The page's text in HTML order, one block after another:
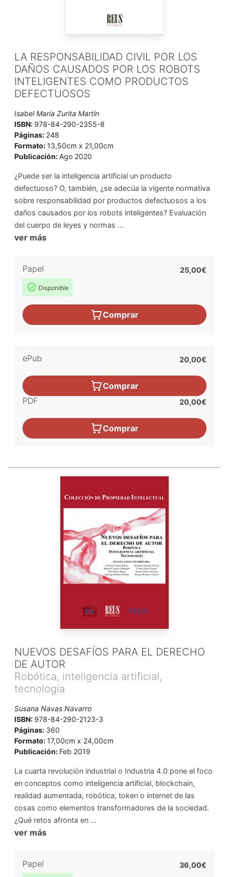
LA RESPONSABILIDAD CIVIL POR LOS
DAÑOS CAUSADOS POR LOS ROBOTS
INTELIGENTES COMO PRODUCTOS
DEFECTUOSOS
Isabel María Zurita Martín
ISBN: 978-84-290-2355-8
Páginas: 248
Formato:13,50cm x 21,00cm
Publicación:Ago 2020
¿Puede ser la inteligencia artificial un producto
defectuoso? O, también, ¿se adecúa la vigente normativa
sobre responsabilidad por productos defectuosos a los
daños causados por los robots inteligentes? Evaluación
del cuerpo de leyes y normas ...
ver más
Papel
Disponible
25,00€
Comprar
ePub 20,00€
Comprar
PDF
20,00€
Comprar
NUEVOS DESAFÍOS PARA EL DERECHO
DE AUTOR
Robótica, inteligencia artificial,
tecnología
Susana Navas Navarro
ISBN: 978-84-290-2123-3
Páginas: 360
Formato:17,00cm x 24,00cm
Publicación: Feb 2019
La cuarta revolución industrial o Industria 4.0 pone el foco
en conceptos como inteligencia artificial, blockchain,
realidad aumentada, robótica, token o internet de las
cosas como elementos transformadores de la sociedad.
¿Qué retos afronta en ...
ver más
Papel 36,00€